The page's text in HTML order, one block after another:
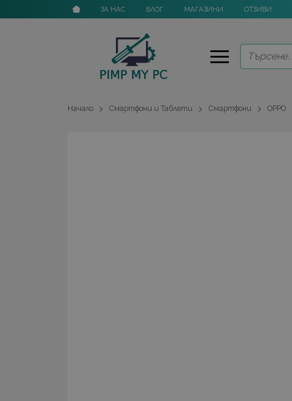
ЗА НАС БЛОГ МАГАЗИНИ ОТЗИВИ
Начало Смартфони и Таблети Смартфони OPPO